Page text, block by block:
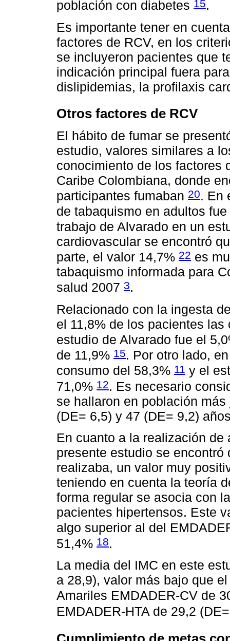
población con diabetes 15.
Es importante tener en
factores de RCV, en los
se incluyeron pacientes que
indicación principal fuera
dislipidemias, la profilaxis
Otros factores de RCV
El hábito de fumar se
estudio, valores similares a
conocimiento de los factores
Caribe Colombiana, donde
participantes fumaban 20. En
de tabaquismo en adultos
trabajo de Alvarado en un
cardiovascular se encontró
parte, el valor 14,7% 22 es
tabaquismo informada para
salud 2007 3.
Relacionado con la ingesta
el 11,8% de los pacientes
estudio de Alvarado fue el
de 11,9% 15. Por otro lado,
consumo del 58,3% 11 y el
71,0% 12. Es necesario
se hallaron en población
(DE= 6,5) y 47 (DE= 9,2)
En cuanto a la realización
presente estudio se
realizaba, un valor muy
teniendo en cuenta la teoría
forma regular se asocia con
pacientes hipertensos. Este
algo superior al del
51,4% 18.
La media del IMC en este
a 28,9), valor más bajo que
Amariles EMDADER-CV de
EMDADER-HTA de 29,2